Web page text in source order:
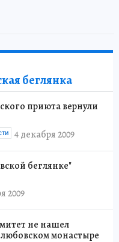
беглянка
приюта вернули
4 декабря 2009
беглянке"
2009
не нашел
монастыре